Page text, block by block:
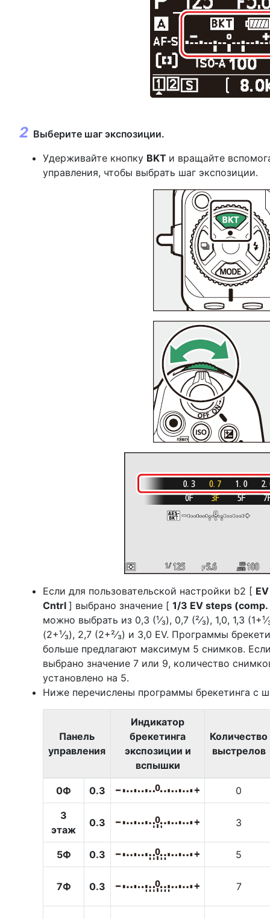
Выберите шаг экспозиции.
Удерживайте кнопку BKT и вращайте
управления, чтобы выбрать шаг экспозиции.
Если для пользовательской настройки b2 [
Cntrl ] выбрано значение [ 1/3 EV steps
можно выбрать из 0,3 (¹⁄₃), 0,7 (²⁄₃), 1,0, 1,3
(2+¹⁄₃), 2,7 (2+²⁄₃) и 3,0 EV. Программы
больше предлагают максимум 5 снимков.
выбрано значение 7 или 9, количество
установлено на 5.
Ниже перечислены программы брекетинга с
Панель
управления
Индикатор
брекетинга
экспозиции и
вспышки
Количество
выстрелов
0Ф 0.3 0
3
этаж
0.3 3
5Ф 0.3 5
7Ф 0.3 7